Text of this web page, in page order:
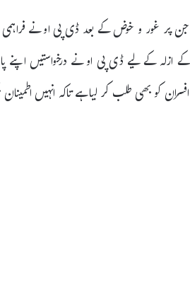
جن پر غور و خوض کے بعد ڈی پی او نے
کے ازلہ کے لیے ڈی پی او نے درخواستیں
افسران کو بھی طلب کر لیا ہے تاکہ انہیں